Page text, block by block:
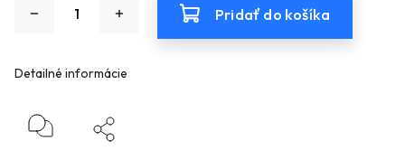
Pridať do košíka
Detailné informácie